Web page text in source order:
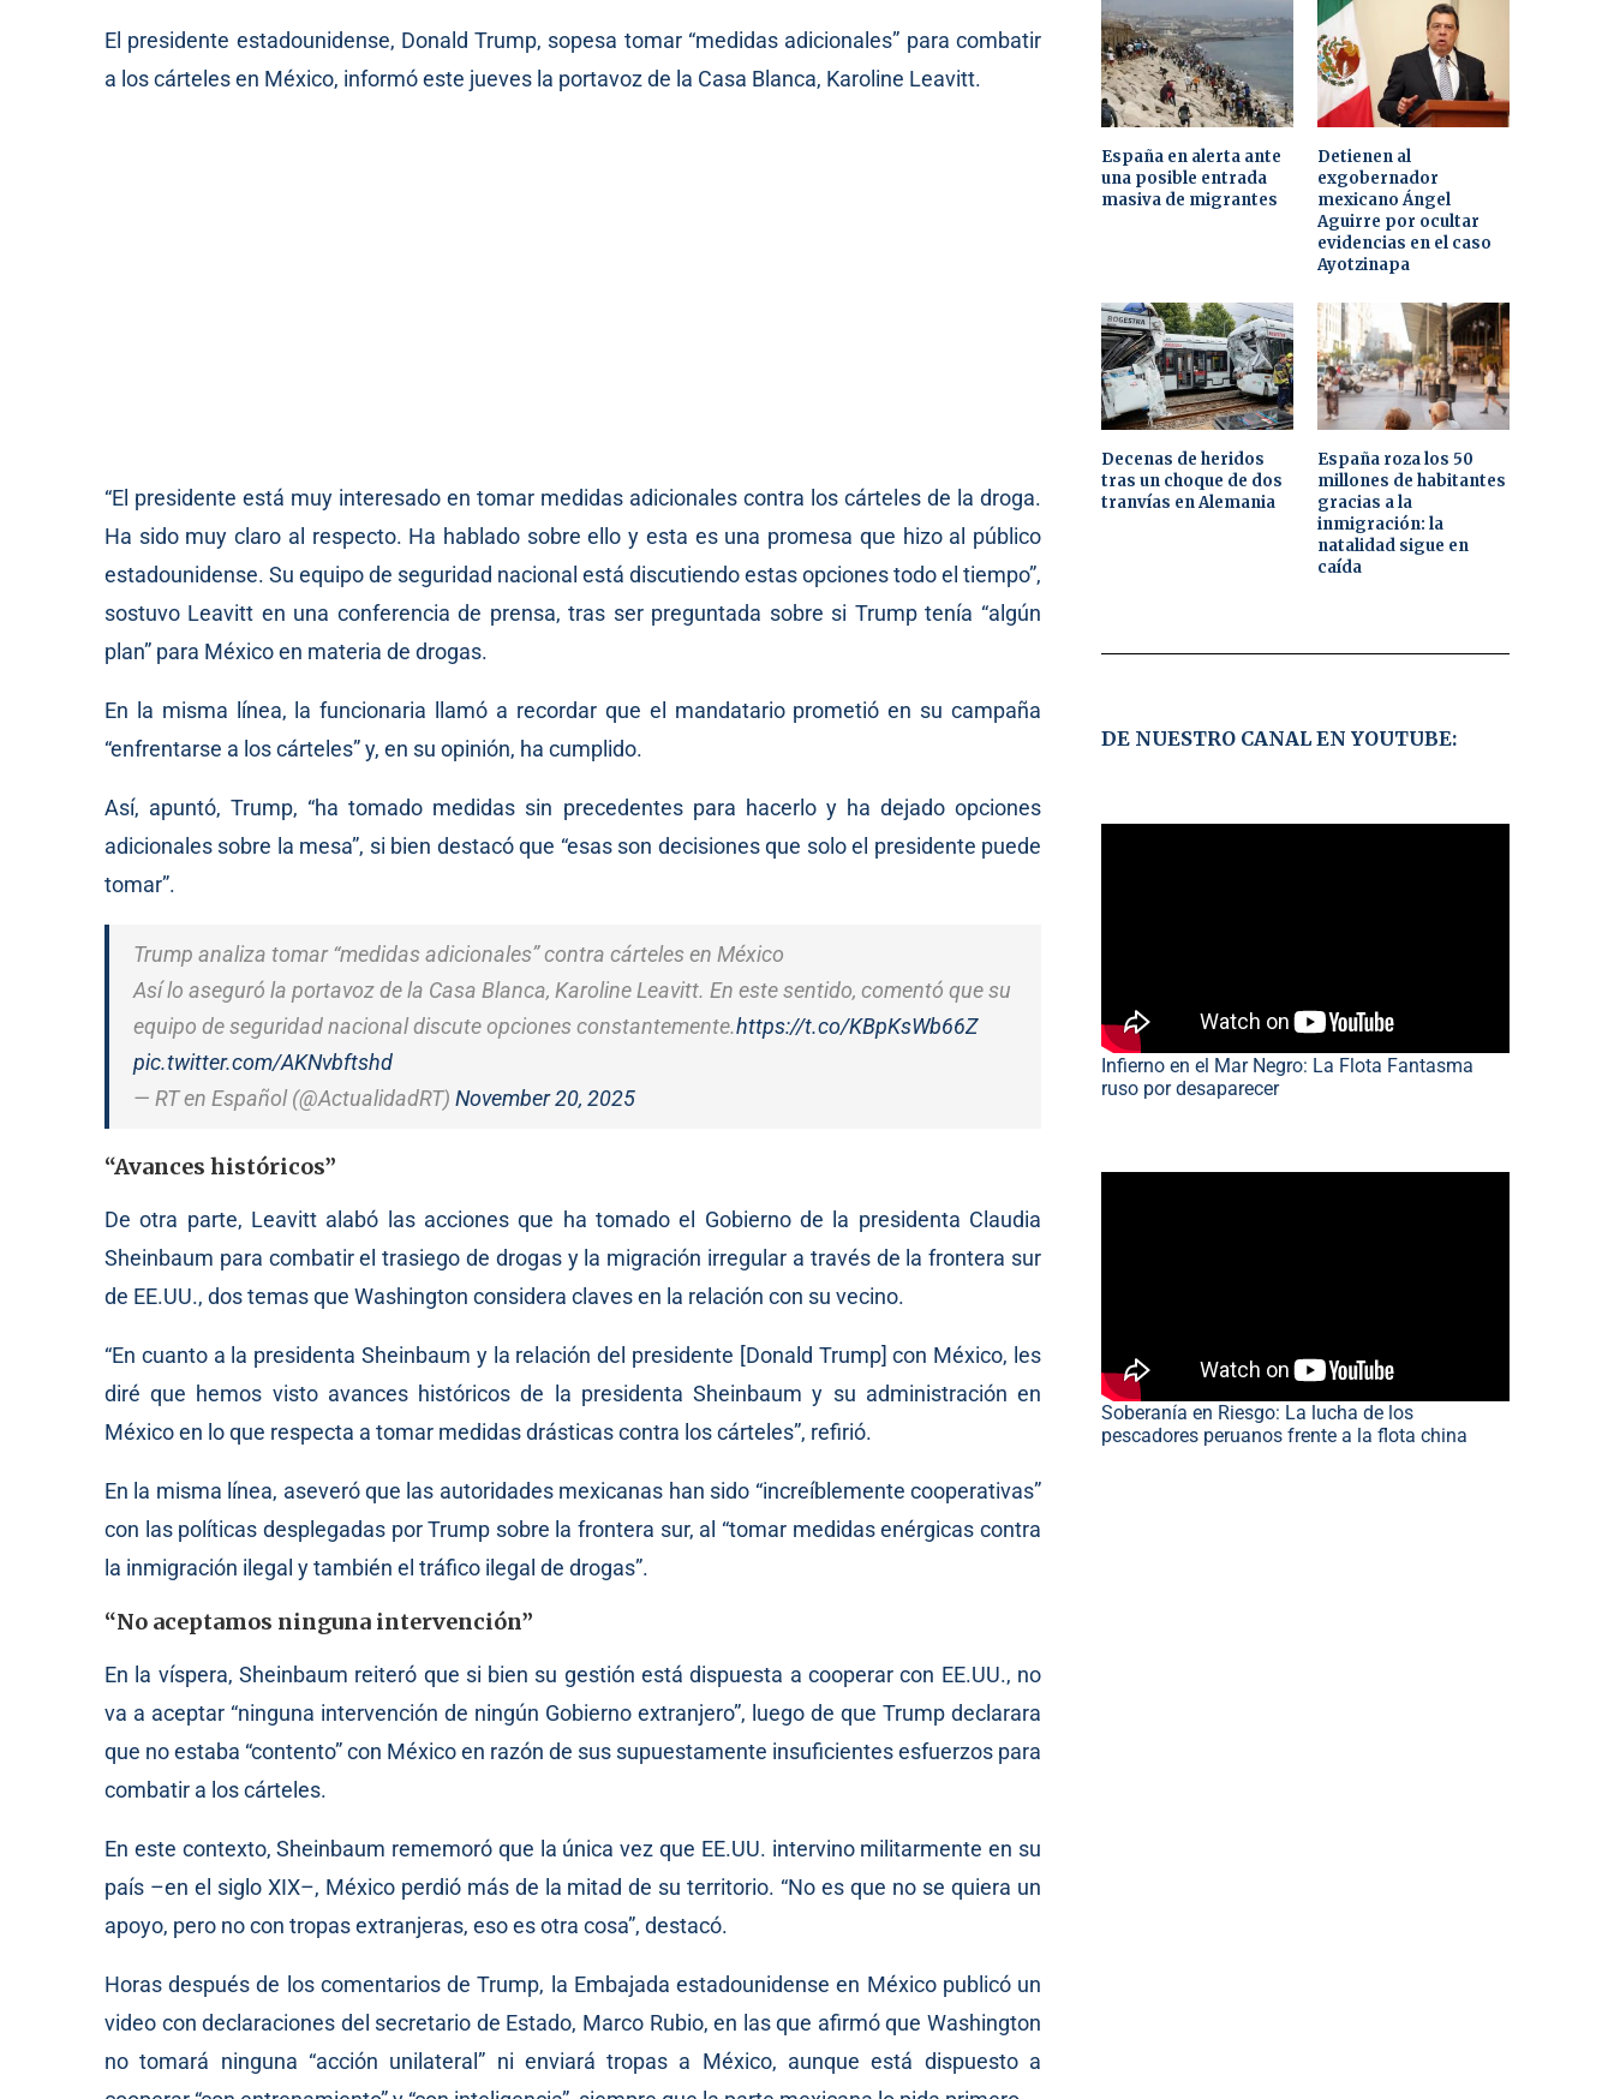
El presidente estadounidense, Donald Trump, sopesa tomar “medidas adicionales” para combatir
a los cárteles en México, informó este jueves la portavoz de la Casa Blanca, Karoline Leavitt.
“El presidente está muy interesado en tomar medidas adicionales contra los cárteles de la droga.
Ha sido muy claro al respecto. Ha hablado sobre ello y esta es una promesa que hizo al público
estadounidense. Su equipo de seguridad nacional está discutiendo estas opciones todo el tiempo”,
sostuvo Leavitt en una conferencia de prensa, tras ser preguntada sobre si Trump tenía “algún
plan” para México en materia de drogas.
En la misma línea, la funcionaria llamó a recordar que el mandatario prometió en su campaña
“enfrentarse a los cárteles” y, en su opinión, ha cumplido.
Así, apuntó, Trump, “ha tomado medidas sin precedentes para hacerlo y ha dejado opciones
adicionales sobre la mesa”, si bien destacó que “esas son decisiones que solo el presidente puede
tomar”.
️Trump analiza tomar “medidas adicionales” contra cárteles en México
Así lo aseguró la portavoz de la Casa Blanca, Karoline Leavitt. En este sentido, comentó que su
equipo de seguridad nacional discute opciones constantemente.https://t.co/KBpKsWb66Z
pic.twitter.com/AKNvbftshd
— RT en Español (@ActualidadRT) November 20, 2025
“Avances históricos”
De otra parte, Leavitt alabó las acciones que ha tomado el Gobierno de la presidenta Claudia
Sheinbaum para combatir el trasiego de drogas y la migración irregular a través de la frontera sur
de EE.UU., dos temas que Washington considera claves en la relación con su vecino.
“En cuanto a la presidenta Sheinbaum y la relación del presidente [Donald Trump] con México, les
diré que hemos visto avances históricos de la presidenta Sheinbaum y su administración en
México en lo que respecta a tomar medidas drásticas contra los cárteles”, refirió.
En la misma línea, aseveró que las autoridades mexicanas han sido “increíblemente cooperativas”
con las políticas desplegadas por Trump sobre la frontera sur, al “tomar medidas enérgicas contra
la inmigración ilegal y también el tráfico ilegal de drogas”.
“No aceptamos ninguna intervención”
En la víspera, Sheinbaum reiteró que si bien su gestión está dispuesta a cooperar con EE.UU., no
va a aceptar “ninguna intervención de ningún Gobierno extranjero”, luego de que Trump declarara
que no estaba “contento” con México en razón de sus supuestamente insuficientes esfuerzos para
combatir a los cárteles.
En este contexto, Sheinbaum rememoró que la única vez que EE.UU. intervino militarmente en su
país –en el siglo XIX–, México perdió más de la mitad de su territorio. “No es que no se quiera un
apoyo, pero no con tropas extranjeras, eso es otra cosa”, destacó.
Horas después de los comentarios de Trump, la Embajada estadounidense en México publicó un
video con declaraciones del secretario de Estado, Marco Rubio, en las que afirmó que Washington
no tomará ninguna “acción unilateral” ni enviará tropas a México, aunque está dispuesto a
España en alerta ante
una posible entrada
masiva de migrantes
Detienen al
exgobernador
mexicano Ángel
Aguirre por ocultar
evidencias en el caso
Ayotzinapa
Decenas de heridos
tras un choque de dos
tranvías en Alemania
España roza los 50
millones de habitantes
gracias a la
inmigración: la
natalidad sigue en
caída
DE NUESTRO CANAL EN YOUTUBE:
Infierno en el Mar Negro: La Flota Fantasma
ruso por desaparecer
Soberanía en Riesgo: La lucha de los
pescadores peruanos frente a la flota china